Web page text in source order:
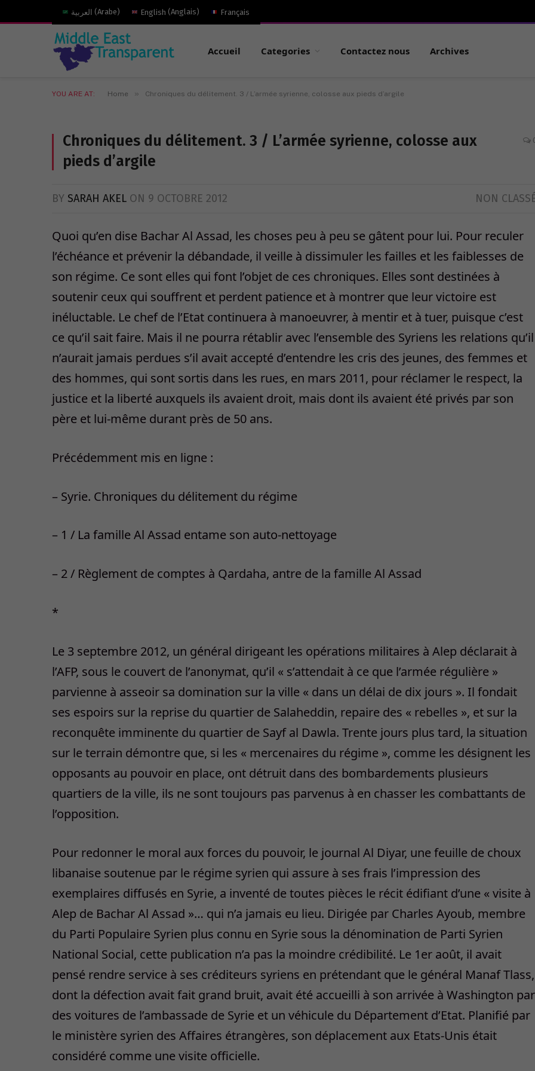
العربية (Arabe) English (Anglais) Français
Accueil Categories Contactez nous Archives
YOU ARE AT: Home » Chroniques du délitement. 3 / L’armée syrienne, colosse aux pieds d’argile
Chroniques du délitement. 3 / L’armée syrienne, colosse aux
pieds d’argile
BY SARAH AKEL ON 9 OCTOBRE 2012 NON
Quoi qu’en dise Bachar Al Assad, les choses peu à peu se gâtent pour lui. Pour reculer
l’échéance et prévenir la débandade, il veille à dissimuler les failles et les faiblesses de
son régime. Ce sont elles qui font l’objet de ces chroniques. Elles sont destinées à
soutenir ceux qui souffrent et perdent patience et à montrer que leur victoire est
inéluctable. Le chef de l’Etat continuera à manoeuvrer, à mentir et à tuer, puisque c’est
ce qu’il sait faire. Mais il ne pourra rétablir avec l’ensemble des Syriens les relations qu’il
n’aurait jamais perdues s’il avait accepté d’entendre les cris des jeunes, des femmes et
des hommes, qui sont sortis dans les rues, en mars 2011, pour réclamer le respect, la
justice et la liberté auxquels ils avaient droit, mais dont ils avaient été privés par son
père et lui-même durant près de 50 ans.
Précédemment mis en ligne :
– Syrie. Chroniques du délitement du régime
– 1 / La famille Al Assad entame son auto-nettoyage
– 2 / Règlement de comptes à Qardaha, antre de la famille Al Assad
*
Le 3 septembre 2012, un général dirigeant les opérations militaires à Alep déclarait à
l’AFP, sous le couvert de l’anonymat, qu’il « s’attendait à ce que l’armée régulière »
parvienne à asseoir sa domination sur la ville « dans un délai de dix jours ». Il fondait
ses espoirs sur la reprise du quartier de Salaheddin, repaire des « rebelles », et sur la
reconquête imminente du quartier de Sayf al Dawla. Trente jours plus tard, la situation
sur le terrain démontre que, si les « mercenaires du régime », comme les désignent les
opposants au pouvoir en place, ont détruit dans des bombardements plusieurs
quartiers de la ville, ils ne sont toujours pas parvenus à en chasser les combattants de
l’opposition.
Pour redonner le moral aux forces du pouvoir, le journal Al Diyar, une feuille de choux
libanaise soutenue par le régime syrien qui assure à ses frais l’impression des
exemplaires diffusés en Syrie, a inventé de toutes pièces le récit édifiant d’une « visite à
Alep de Bachar Al Assad »… qui n’a jamais eu lieu. Dirigée par Charles Ayoub, membre
du Parti Populaire Syrien plus connu en Syrie sous la dénomination de Parti Syrien
National Social, cette publication n’a pas la moindre crédibilité. Le 1er août, il avait
pensé rendre service à ses créditeurs syriens en prétendant que le général Manaf Tlass,
dont la défection avait fait grand bruit, avait été accueilli à son arrivée à Washington par
des voitures de l’ambassade de Syrie et un véhicule du Département d’Etat. Planifié par
le ministère syrien des Affaires étrangères, son déplacement aux Etats-Unis était
considéré comme une visite officielle.